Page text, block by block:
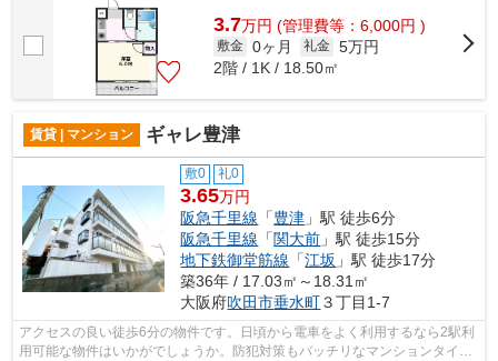
3.7万円 (管理費等：6,000円 )
敷金 0ヶ月 礼金 5万円
2階 / 1K / 18.50㎡
賃貸 | マンション ギャレ豊津
敷0 礼0
3.65万円
阪急千里線 「豊津 」駅 徒歩6分
阪急千里線 「関大前 」駅 徒歩15分
地下鉄御堂筋線 「江坂 」駅 徒歩17分
築36年 / 17.03㎡～18.31㎡
大阪府吹田市垂水町３丁目1-7
アクセスの良い徒歩6分の物件です。日頃から電車をよく利用するなら2駅利
用可能な物件はいかがでしょうか。防犯対策もバッチリなマンションタイプ